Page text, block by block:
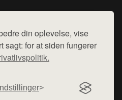
din oplevelse, vise
sagt: for at siden fungerer
Indstillinger
- vi henviser til de shops,